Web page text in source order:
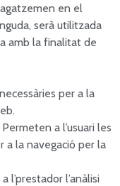
en el
serà utilitzada
amb la finalitat de
per a la
a l’usuari les
a la navegació per la
l’prestador l’anàlisi